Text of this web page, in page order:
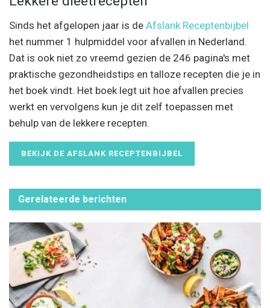
Sinds het afgelopen jaar is de Afslank Receptenbijbel
het nummer 1 hulpmiddel voor afvallen in Nederland.
Dat is ook niet zo vreemd gezien de 246 pagina's met
praktische gezondheidstips en talloze recepten die je in
het boek vindt. Het boek legt uit hoe afvallen precies
werkt en vervolgens kun je dit zelf toepassen met
behulp van de lekkere recepten.
BEKIJK DE AFSLANK RECEPTENBIJBEL
Gerelateerde berichten